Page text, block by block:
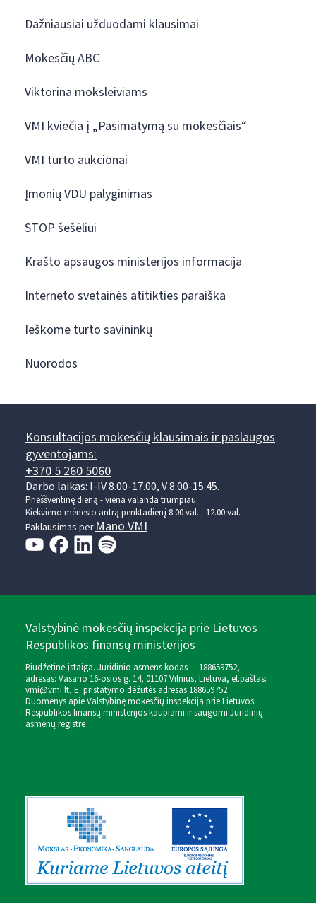
Dažniausiai užduodami klausimai
Mokesčių ABC
Viktorina moksleiviams
VMI kviečia į „Pasimatymą su mokesčiais“
VMI turto aukcionai
Įmonių VDU palyginimas
STOP šešėliui
Krašto apsaugos ministerijos informacija
Interneto svetainės atitikties paraiška
Ieškome turto savininkų
Nuorodos
Konsultacijos mokesčių klausimais ir paslaugos
gyventojams:
+370 5 260 5060
Darbo laikas: I-IV 8.00-17.00, V 8.00-15.45.
Prieššventinę dieną - viena valanda trumpiau.
Kiekvieno mėnesio antrą penktadienį 8.00 val. - 12.00 val.
Paklausimas perMano VMI
Valstybinė mokesčių inspekcija prie Lietuvos
Respublikos finansų ministerijos
Biudžetinė įstaiga. Juridinio asmens kodas — 188659752,
adresas: Vasario 16-osios g. 14, 01107 Vilnius, Lietuva, el.paštas:
vmi@vmi.lt, E. pristatymo dėžutės adresas 188659752
Duomenys apie Valstybinę mokesčių inspekciją prie Lietuvos
Respublikos finansų ministerijos kaupiami ir saugomi Juridinių
asmenų registre